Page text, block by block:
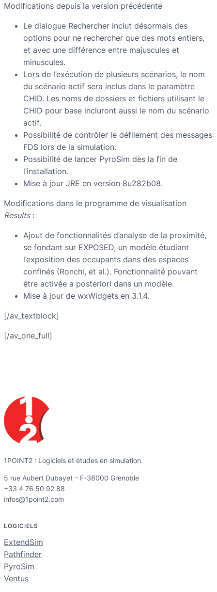
Modifications depuis la version précédente
Le dialogue Rechercher inclut désormais des
options pour ne rechercher que des mots entiers,
et avec une différence entre majuscules et
minuscules.
Lors de l’exécution de plusieurs scénarios, le nom
du scénario actif sera inclus dans le paramètre
CHID. Les noms de dossiers et fichiers utilisant le
CHID pour base incluront aussi le nom du scénario
actif.
Possibilité de contrôler le défilement des messages
FDS lors de la simulation.
Possibilité de lancer PyroSim dès la fin de
l’installation.
Mise à jour JRE en version 8u282b08.
Modifications dans le programme de visualisation
Results:
Ajout de fonctionnalités d’analyse de la proximité,
se fondant sur EXPOSED, un modèle étudiant
l’exposition des occupants dans des espaces
confinés (Ronchi, et al.). Fonctionnalité pouvant
être activée a posteriori dans un modèle.
Mise à jour de wxWidgets en 3.1.4.
[/av_textblock]
[/av_one_full]
1POINT2 : Logiciels et études en simulation.
5 rue Aubert Dubayet – F-38000 Grenoble
+33 4 76 50 92 88
infos@1point2.com
LOGICIELS
ExtendSim
Pathfinder
PyroSim
Ventus